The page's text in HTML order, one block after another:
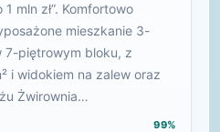
mln zł”. Komfortowo
mieszkanie 3-
7-piętrowym bloku, z
i widokiem na zalew oraz
Żwirownia…
99%